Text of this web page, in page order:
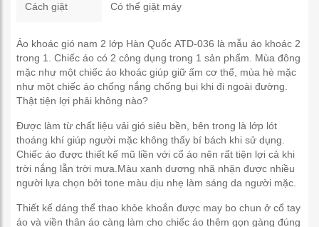
Cách giặt Có thể giặt máy
Áo khoác gió nam 2 lớp Hàn Quốc ATD-036 là mẫu áo khoác 2
trong 1. Chiếc áo có 2 công dụng trong 1 sản phẩm. Mùa đông
mặc như một chiếc áo khoác giúp giữ ấm cơ thể, mùa hè mặc
như một chiếc áo chống nắng chống bụi khi đi ngoài đường.
Thật tiện lợi phải không nào?
Được làm từ chất liệu vải gió siêu bền, bên trong là lớp lót
thoáng khí giúp người mặc không thấy bí bách khi sử dụng.
Chiếc áo được thiết kế mũ liền với cổ áo nên rất tiện lợi cả khi
trời nắng lẫn trời mưa.Màu xanh dương nhã nhặn được nhiều
người lựa chọn bởi tone màu dịu nhẹ làm sáng da người mặc.
Thiết kế dáng thể thao khỏe khoắn được may bo chun ở cổ tay
áo và viền thân áo càng làm cho chiếc áo thêm gọn gàng đúng